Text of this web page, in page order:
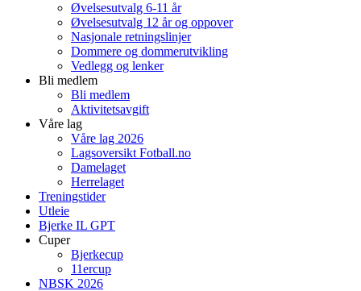
Øvelsesutvalg 6-11 år
Øvelsesutvalg 12 år og oppover
Nasjonale retningslinjer
Dommere og dommerutvikling
Vedlegg og lenker
Bli medlem
Bli medlem
Aktivitetsavgift
Våre lag
Våre lag 2026
Lagsoversikt Fotball.no
Damelaget
Herrelaget
Treningstider
Utleie
Bjerke IL GPT
Cuper
Bjerkecup
11ercup
NBSK 2026